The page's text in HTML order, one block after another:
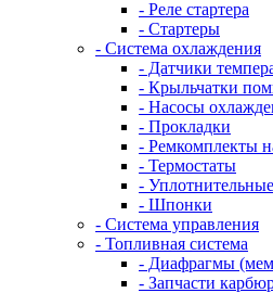
- Реле стартера
- Стартеры
- Система охлаждения
- Датчики
- Крыльчатки
- Насосы
- Прокладки
- Ремкомплекты
- Термостаты
-
- Шпонки
- Система управления
- Топливная система
- Диафрагмы
- Запчасти